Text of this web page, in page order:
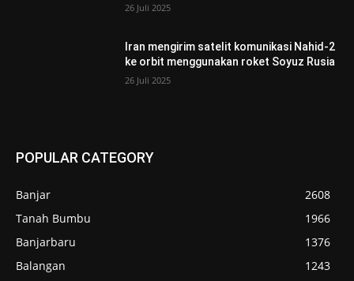
26 Juli 2025
Iran mengirim satelit komunikasi Nahid-2
ke orbit menggunakan roket Soyuz Rusia
26 Juli 2025
POPULAR CATEGORY
Banjar
2608
Tanah Bumbu
1966
Banjarbaru
1376
Balangan
1243